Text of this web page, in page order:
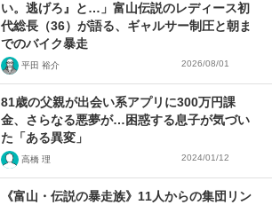
い。逃げろ』と…」富山伝説のレディース初
代総長（36）が語る、ギャルサー制圧と朝ま
でのバイク暴走
平田 裕介 2026/08/01
81歳の父親が出会い系アプリに300万円課
金、さらなる悪夢が…困惑する息子が気づい
た「ある異変」
高橋 理 2024/01/12
《富山・伝説の暴走族》11人からの集団リン